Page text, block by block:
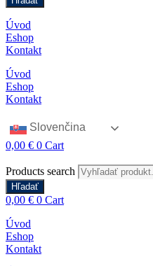
Úvod
Eshop
Kontakt
Úvod
Eshop
Kontakt
Slovenčina
0,00 € 0 Cart
Products search
Hľadať
0,00 € 0 Cart
Úvod
Eshop
Kontakt